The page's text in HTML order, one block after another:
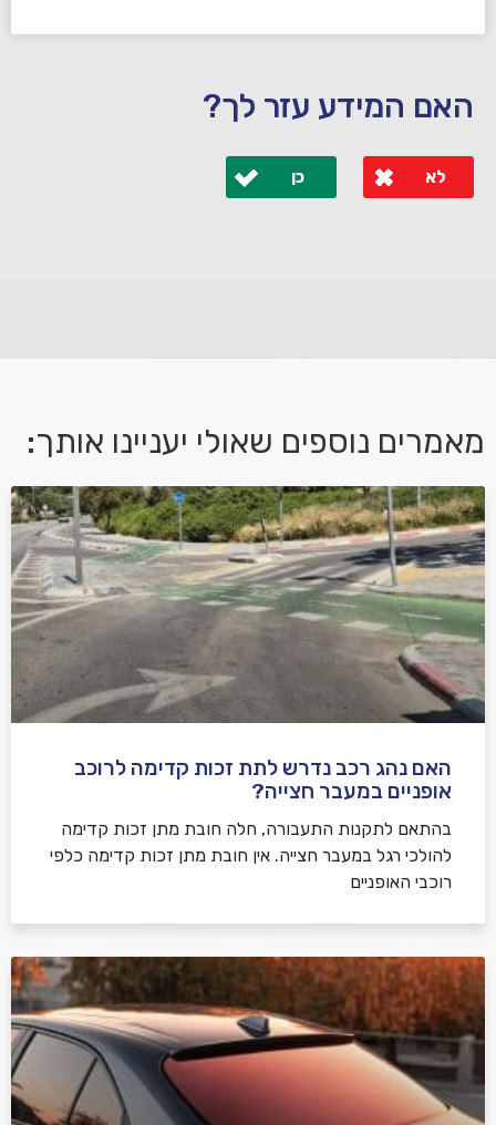
האם המידע עזר לך?
לא כן
אני מאשר/ת קבלת דיוור במייל ושימוש בפרטים בהתאם
למדיניות הפרטיות
שלח משוב
מאמרים נוספים שאולי יעניינו אותך:
האם נהג רכב נדרש לתת זכות קדימה לרוכב
אופניים במעבר חצייה?
בהתאם לתקנות התעבורה, חלה חובת מתן זכות קדימה
להולכי רגל במעבר חצייה. אין חובת מתן זכות קדימה כלפי
רוכבי האופניים